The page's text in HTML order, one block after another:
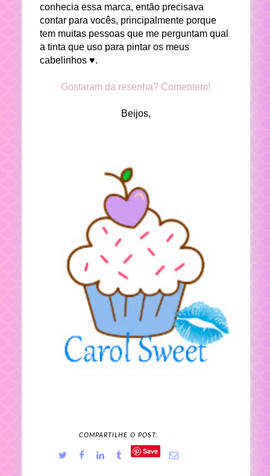
conhecia essa marca, então precisava
contar para vocês, principalmente porque
tem muitas pessoas que me perguntam qual
a tinta que uso para pintar os meus
cabelinhos ♥.
Gostaram da resenha? Comentem!
Beijos,
COMPARTILHE O POST:
Save